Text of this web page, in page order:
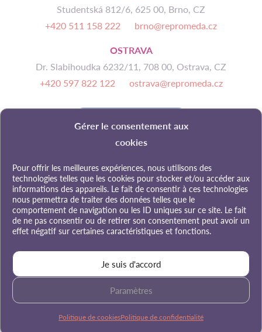
Gérer le consentement aux
cookies
Pour offrir les meilleures expériences, nous utilisons des
technologies telles que les cookies pour stocker et/ou accéder aux
informations des appareils. Le fait de consentir à ces technologies
nous permettra de traiter des données telles que le
comportement de navigation ou les ID uniques sur ce site. Le fait
de ne pas consentir ou de retirer son consentement peut avoir un
effet négatif sur certaines caractéristiques et fonctions.
Je suis d'accord
Paramètres
Politique de cookiesPolitique de confidentialité
Studentská 812/6, 625 00, Brno, CZ
+420 511 158 222
brno@repromeda.cz
OSTRAVA
Dr. Slabihoudka 6232/11, 708 00, Ostrava, CZ
+420 597 822 122
ostrava@repromeda.cz
Contactez-nous
Pour médias Documents
Tarifs
Privacy Policy
Politique de cookies (UE)
Copyright © 2026Repromeda.
Designed with love by